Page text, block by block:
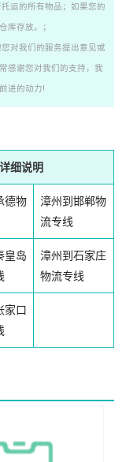
运的所有物品；如果您的
库存放。；
对我们的服务提出意见或
感谢您对我们的支持，我
进的动力!
细说明
德物
漳州到邯郸物
流专线
皇岛
漳州到石家庄
物流专线
家口